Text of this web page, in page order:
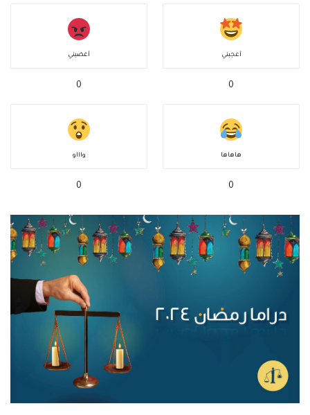
أعجبني
0
أغضبني
0
هاهاها
0
واااو
0